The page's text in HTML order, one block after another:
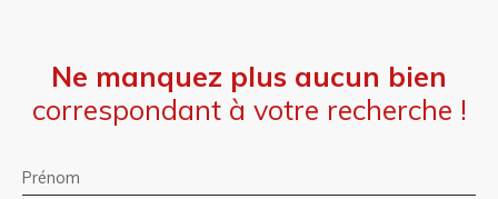
Ne manquez plus aucun bien
correspondant à votre recherche !
Prénom